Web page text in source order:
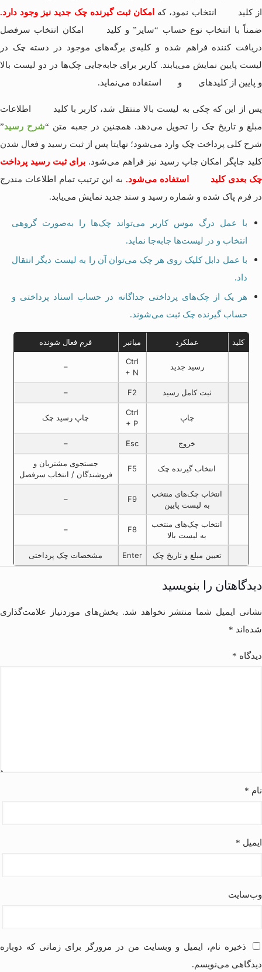
از کلید
انتخاب نمود، که
امکان ثبت گیرنده چک جدید نیز وجود دارد.
ضمناً با انتخاب نوع حساب “سایر” و کلید
امکان انتخاب سرفصل
دریافت کننده فراهم شده و کلیه‌ی برگه‌های موجود در دسته چک در
لیست پایین نمایش می‌یابند. کاربر برای جابه‌جایی چک‌ها در دو لیست بالا
و پایین از کلیدهای
و استفاده می‌نماید.
پس از این که چکی به لیست بالا منتقل شد، کاربر با کلید
اطلاعات
مبلغ و تاریخ چک را تحویل می‌دهد. همچنین در جعبه متن “شرح رسید”
شرح کلی پرداخت چک وارد می‌شود؛ نهایتا پس از ثبت رسید و فعال شدن
کلید چاپگر امکان چاپ رسید نیز فراهم می‌شود. برای ثبت رسید پرداخت
چک بعدی کلید
استفاده می‌شود. به این ترتیب تمام اطلاعات مندرج
در فرم پاک شده و شماره رسید و سند جدید نمایش می‌یابد.
با عمل درگ موس کاربر می‌تواند چک‌ها را به‌صورت گروهی
انتخاب و در لیست‌ها جابه‌جا نماید.
با عمل دابل کلیک روی هر چک می‌توان آن را به لیست دیگر انتقال
داد.
هر یک از چک‌های پرداختی جداگانه در حساب اسناد پرداختی و
حساب گیرنده چک ثبت می‌شوند.
کلید عملکرد میانبر فرم فعال شونده
رسید جدید
Ctrl
+ N
–
ثبت کامل رسید F2
–
چاپ
Ctrl
+ P
چاپ رسید چک
خروج Esc
–
انتخاب گیرنده چک F5
جستجوی مشتریان و
فروشندگان / انتخاب سرفصل
انتخاب چک‌های منتخب
به لیست پایین
F9
–
انتخاب چک‌های منتخب
به لیست بالا
F8
–
تعیین مبلغ و تاریخ چک Enter مشخصات چک پرداختی
دیدگاهتان را بنویسید
نشانی ایمیل شما منتشر نخواهد شد. بخش‌های موردنیاز علامت‌گذاری
شده‌اند *
دیدگاه *
نام *
ایمیل *
وب‌سایت
ذخیره نام، ایمیل و وبسایت من در مرورگر برای زمانی که دوباره
دیدگاهی می‌نویسم.